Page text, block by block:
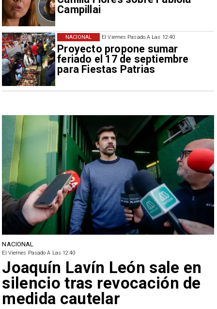
Campillai
El Viernes Pasado A Las 12:40
Proyecto propone sumar
feriado el 17 de septiembre
para Fiestas Patrias
NACIONAL
NACIONAL
El Viernes Pasado A Las 12:40
Joaquín Lavín León sale en
silencio tras revocación de
medida cautelar